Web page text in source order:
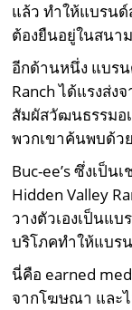
แล้ว ทำให้แบรน
ต้องยืนอยู่ในสนา
อีกด้านหนึ่ง แบรน
Ranch ได้แรงส่ง
สัมผัสวัฒนธรรมอ
พวกเขาค้นพบด้ว
Buc-ee’s ซึ่งเป็
Hidden Valley
วางตัวเองเป็นแ
บริโภคทำให้แบร
นี่คือ earned
จากโฆษณา และ